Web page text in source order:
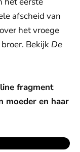
afscheid van
het vroege
Bekijk De
fragment
moeder en haar